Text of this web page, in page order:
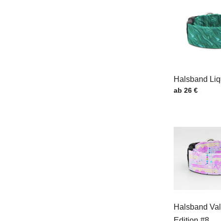
Halsband
Preis mit MwSt.
ab 26 €
Halsband